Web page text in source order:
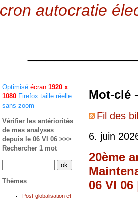
autocratie
Mot-clé
Fil des
6. juin
20ème
06 VI 06
Optimisé écran 1920 x
1080 Firefox taille réelle
sans zoom
Vérifier les antériorités
de mes analyses
depuis le 06 VI 06 >>>
Rechercher 1 mot
Thèmes
Post-globalisation et